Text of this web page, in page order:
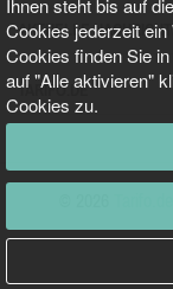
Ihnen steht bis auf
Cookies jederzeit
Cookies finden Sie
auf "Alle aktivieren"
Cookies zu.
AKTUELLE
TARIFO.DE